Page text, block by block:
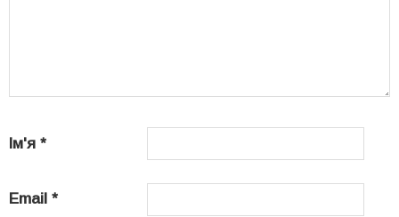
Ім'я *
Email *